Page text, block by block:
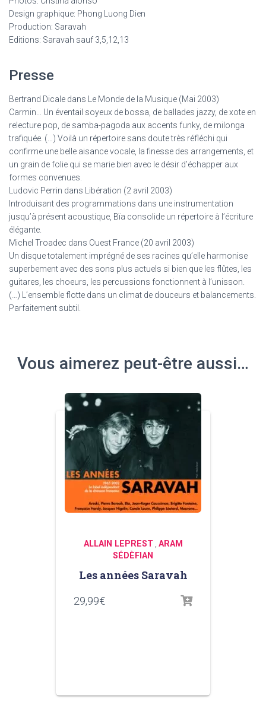
Design graphique: Phong Luong Dien
Production: Saravah
Editions: Saravah sauf 3,5,12,13
Presse
Bertrand Dicale dans Le Monde de la Musique (Mai 2003)
Carmin… Un éventail soyeux de bossa, de ballades jazzy, de xote en
relecture pop, de samba-pagoda aux accents funky, de milonga
trafiquée. (…) Voilà un répertoire sans doute très réfléchi qui
confirme une belle aisance vocale, la finesse des arrangements, et
un grain de folie qui se marie bien avec le désir d’échapper aux
formes convenues.
Ludovic Perrin dans Libération (2 avril 2003)
Introduisant des programmations dans une instrumentation
jusqu’à présent acoustique, Bïa consolide un répertoire à l’écriture
élégante.
Michel Troadec dans Ouest France (20 avril 2003)
Un disque totalement imprégné de ses racines qu’elle harmonise
superbement avec des sons plus actuels si bien que les flûtes, les
guitares, les choeurs, les percussions fonctionnent à l’unisson.
(…) L’ensemble flotte dans un climat de douceurs et balancements.
Parfaitement subtil.
Vous aimerez peut-être aussi…
ALLAIN LEPREST , ARAM
SÉDÈFIAN
Les années Saravah
29,99€